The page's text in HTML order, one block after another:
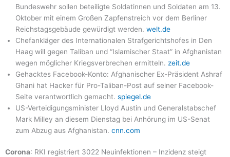
Bundeswehr sollen beteiligte Soldatinnen und Soldaten am 13.
Oktober mit einem Großen Zapfenstreich vor dem Berliner
Reichstagsgebäude gewürdigt werden. welt.de
Chefankläger des Internationalen Strafgerichtshofes in Den
Haag will gegen Taliban und “Islamischer Staat” in Afghanistan
wegen möglicher Kriegsverbrechen ermitteln. zeit.de
Gehacktes Facebook-Konto: Afghanischer Ex-Präsident Ashraf
Ghani hat Hacker für Pro-Taliban-Post auf seiner Facebook-
Seite verantwortlich gemacht. spiegel.de
US-Verteidigungsminister Lloyd Austin und Generalstabschef
Mark Milley an diesem Dienstag bei Anhörung im US-Senat
zum Abzug aus Afghanistan. cnn.com
Corona: RKI registriert 3022 Neuinfektionen – Inzidenz steigt